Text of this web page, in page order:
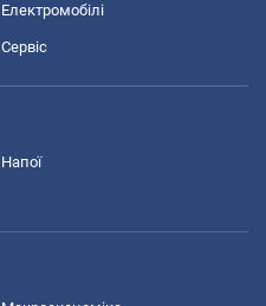
Електромобілі
Сервіс
Напої